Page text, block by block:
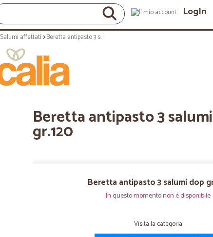
LogIn
Salumi affettati Beretta antipasto 3 salumi dop gr.120
Beretta antipasto 3
gr.120
Beretta antipasto 3 salumi dop
In questo momento non è disponibile
Visita la categoria